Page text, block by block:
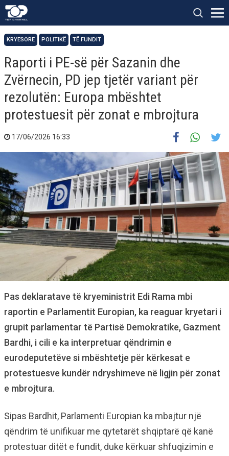
KRYESORE POLITIKË TË FUNDIT
Raporti i PE-së për Sazanin dhe
Zvërnecin, PD jep tjetër variant për
rezolutën: Europa mbështet
protestuesit për zonat e mbrojtura
17/06/2026 16:33
Pas deklaratave të kryeministrit Edi Rama mbi
raportin e Parlamentit Europian, ka reaguar kryetari i
grupit parlamentar të Partisë Demokratike, Gazment
Bardhi, i cili e ka interpretuar qëndrimin e
eurodeputetëve si mbështetje për kërkesat e
protestuesve kundër ndryshimeve në ligjin për zonat
e mbrojtura.
Sipas Bardhit, Parlamenti Europian ka mbajtur një
qëndrim të unifikuar me qytetarët shqiptarë që kanë
protestuar ditët e fundit, duke kërkuar shfuqizimin e